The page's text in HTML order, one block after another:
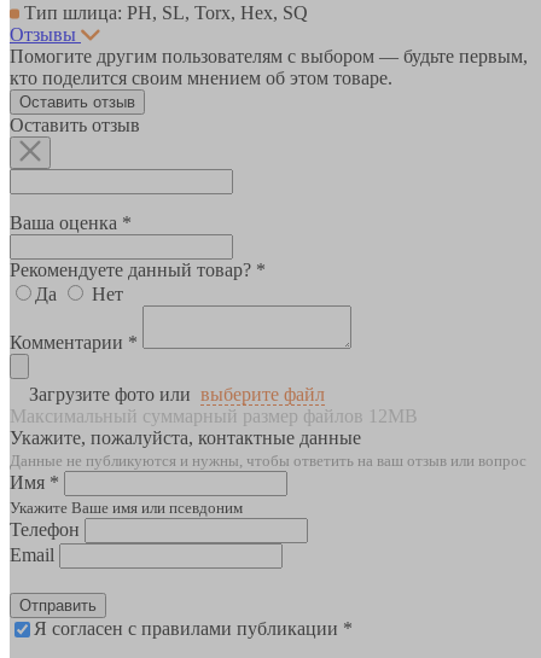
Тип шлица: PH, SL, Torx, Hex, SQ
Отзывы
Помогите другим пользователям с выбором — будьте первым,
кто поделится своим мнением об этом товаре.
Оставить отзыв
Оставить отзыв
Ваша оценка *
Рекомендуете данный товар? *
Да
Нет
Комментарии *
Загрузите фото или выберите файл
Максимальный суммарный размер файлов 12MB
Укажите, пожалуйста, контактные данные
Данные не публикуются и нужны, чтобы ответить на ваш отзыв или вопрос
Имя *
Укажите Ваше имя или псевдоним
Телефон
Email
Отправить
Я согласен с правилами публикации *